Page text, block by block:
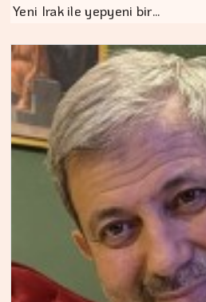
Yeni Irak ile yepyeni bir…